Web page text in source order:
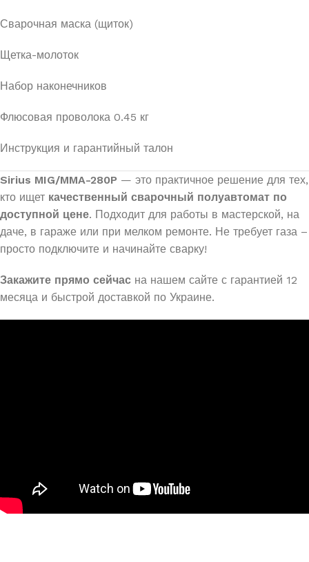
Сварочная маска (щиток)
Щетка-молоток
Набор наконечников
Флюсовая проволока 0.45 кг
Инструкция и гарантийный талон
Sirius MIG/MMA-280P — это практичное решение для тех,
кто ищет качественный сварочный полуавтомат по
доступной цене. Подходит для работы в мастерской, на
даче, в гараже или при мелком ремонте. Не требует газа –
просто подключите и начинайте сварку!
Закажите прямо сейчас на нашем сайте с гарантией 12
месяца и быстрой доставкой по Украине.